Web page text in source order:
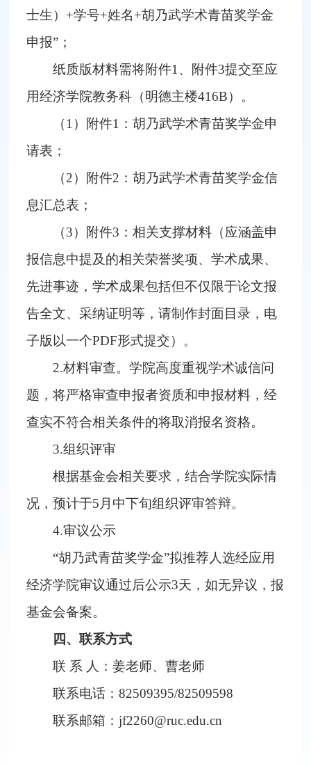
士生）+学号+姓名+胡乃武学术青苗奖学金
申报”；
纸质版材料需将附件1、附件3提交至应
用经济学院教务科（明德主楼416B）。
（1）附件1：胡乃武学术青苗奖学金申
请表；
（2）附件2：胡乃武学术青苗奖学金信
息汇总表；
（3）附件3：相关支撑材料（应涵盖申
报信息中提及的相关荣誉奖项、学术成果、
先进事迹，学术成果包括但不仅限于论文报
告全文、采纳证明等，请制作封面目录，电
子版以一个PDF形式提交）。
2.材料审查。学院高度重视学术诚信问
题，将严格审查申报者资质和申报材料，经
查实不符合相关条件的将取消报名资格。
3.组织评审
根据基金会相关要求，结合学院实际情
况，预计于5月中下旬组织评审答辩。
4.审议公示
“胡乃武青苗奖学金”拟推荐人选经应用
经济学院审议通过后公示3天，如无异议，报
基金会备案。
四、联系方式
联 系 人：姜老师、曹老师
联系电话：82509395/82509598
联系邮箱：jf2260@ruc.edu.cn